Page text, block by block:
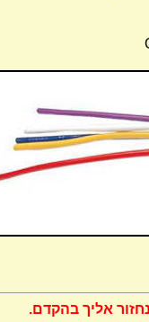
אליך בהקדם.